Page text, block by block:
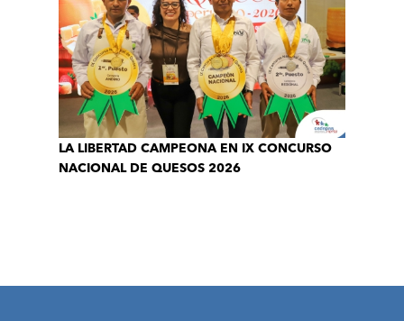
LA LIBERTAD CAMPEONA EN IX CONCURSO
NACIONAL DE QUESOS 2026